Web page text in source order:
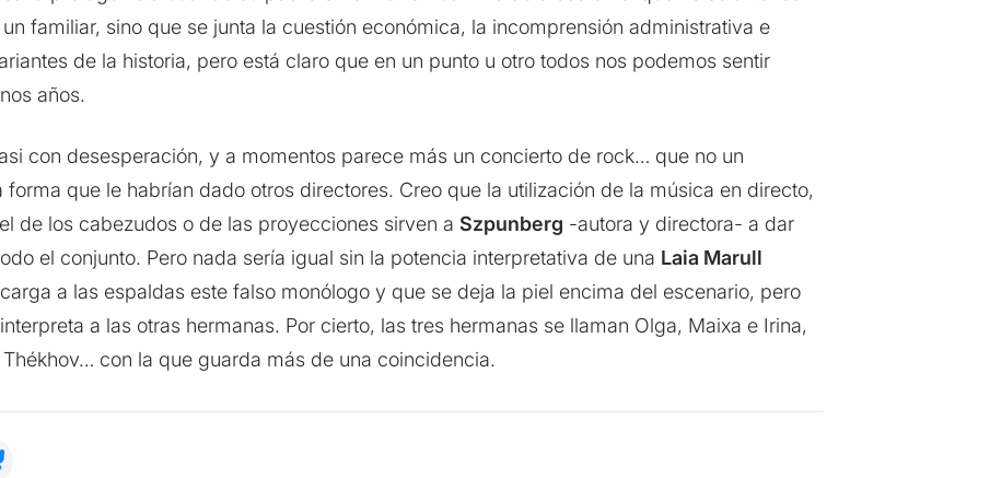
familiar, sino que se junta la cuestión económica, la incomprensión administrativa e
de la historia, pero está claro que en un punto u otro todos nos podemos sentir
años.
con desesperación, y a momentos parece más un concierto de rock… que no un
que le habrían dado otros directores. Creo que la utilización de la música en directo,
de los cabezudos o de las proyecciones sirven a Szpunberg -autora y directora- a dar
el conjunto. Pero nada sería igual sin la potencia interpretativa de una Laia Marull
a las espaldas este falso monólogo y que se deja la piel encima del escenario, pero
a las otras hermanas. Por cierto, las tres hermanas se llaman Olga, Maixa e Irina,
con la que guarda más de una coincidencia.